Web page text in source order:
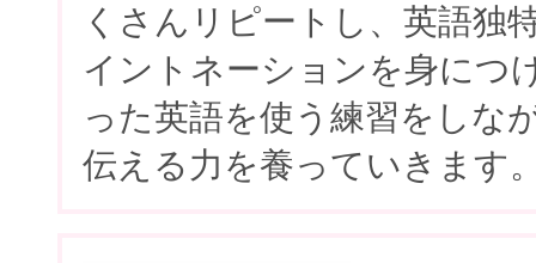
くさんリピートし、英語独
イントネーションを身につ
った英語を使う練習をしな
伝える力を養っていきます